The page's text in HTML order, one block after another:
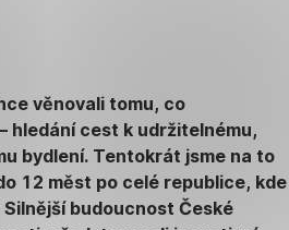
věnovali tomu, co
hledání cest k udržitelnému,
bydlení. Tentokrát jsme na to
12 měst po celé republice, kde
budoucnost České